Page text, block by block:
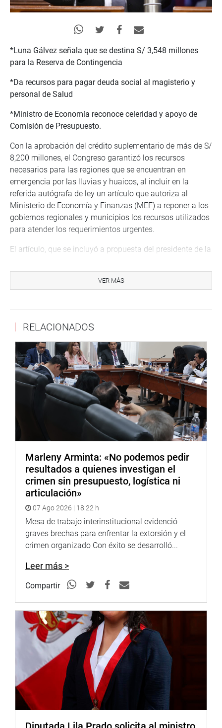
*Luna Gálvez señala que se destina S/ 3,548 millones
para la Reserva de Contingencia
*Da recursos para pagar deuda social al magisterio y
personal de Salud
*Ministro de Economía reconoce celeridad y apoyo de
Comisión de Presupuesto.
Con la aprobación del crédito suplementario de más de S/
8,200 millones, el Congreso garantizó los recursos
necesarios para las regiones que se encuentran en
emergencia por las lluvias y huaicos, al incluir en la
referida autógrafa de ley un artículo que autoriza al
Ministerio de Economía y Finanzas (MEF) a reponer a los
gobiernos regionales y municipios los recursos utilizados
para atender los requerimientos urgentes.
El artículo, que se incluyó a propuesta del presidente de la
garantiza a los gobiernos regionales y locales que el MEF
devuelva los recursos, destinados inicialmente a gastos
que anunciaron un paro regional, el 18 de abril, exigiendo
al Poder Ejecutivo la transferencia de recursos para
afrontar la emergencia.
El presidente de la Comisión de Presupuesto, José Luna
Gálvez, indicó que luego de la reunión con los voceros de
los grupos parlamentarios y el ministro de Economía y
Finanzas, Alex Contreras, durante el cuarto intermedio, se
consensuó la incorporación de seis artículos, una
disposición complementaria final, dos disposiciones
complementarias modificatorias y los anexos 11 y 12.
La autógrafa fue aprobada por mayoría tras una
maratónica jornada en la que participaron los ministros
de Economía y Finanzas, Alex Contreras, y de Energía y
Al inicio de la sesión, el ministro Contreras, en su
exposición ante el pleno, agradeció por la celeridad y
apoyo demostrado por la Comisión de Presupuesto,
aprobación en el seno de la comisión.
“Igual como lo hicimos en la aprobación de la Ley de
Presupuesto, durante todo el proceso de aprobación de
este crédito suplementario ha participado un funcionario
de la Contraloría General de la República, en calidad de
veedor, para garantizar la transparencia y el respeto al
principio de legalidad”, destacó.
VER MÁS
RELACIONADOS
Marleny Arminta: «No podemos pedir
resultados a quienes investigan el
crimen sin presupuesto, logística ni
articulación»
07 Ago 2026 | 18:22 h
Mesa de trabajo interinstitucional evidenció
graves brechas para enfrentar la extorsión y el
crimen organizado Con éxito se desarrolló...
Leer más >
Compartir